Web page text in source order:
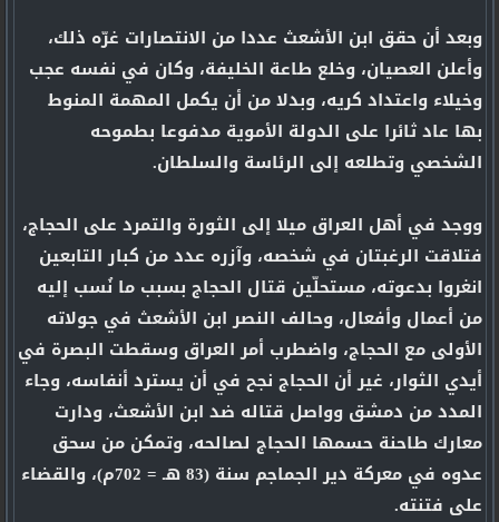
وبعد أن حقق ابن الأشعث عددا من الانتصارات غرّه ذلك،
وأعلن العصيان، وخلع طاعة الخليفة، وكان في نفسه عجب
وخيلاء واعتداد كريه، وبدلا من أن يكمل المهمة المنوط
بها عاد ثائرا على الدولة الأموية مدفوعا بطموحه
الشخصي وتطلعه إلى الرئاسة والسلطان.
ووجد في أهل العراق ميلا إلى الثورة والتمرد على الحجاج،
فتلاقت الرغبتان في شخصه، وآزره عدد من كبار التابعين
انغروا بدعوته، مستحلّين قتال الحجاج بسبب ما نُسب إليه
من أعمال وأفعال، وحالف النصر ابن الأشعث في جولاته
الأولى مع الحجاج، واضطرب أمر العراق وسقطت البصرة في
أيدي الثوار، غير أن الحجاج نجح في أن يسترد أنفاسه، وجاء
المدد من دمشق وواصل قتاله ضد ابن الأشعث، ودارت
معارك طاحنة حسمها الحجاج لصالحه، وتمكن من سحق
عدوه في معركة دير الجماجم سنة (83 هـ = 702م)، والقضاء
على فتنته.